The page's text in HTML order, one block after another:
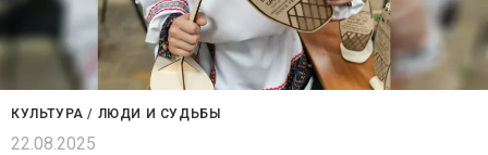
КУЛЬТУРА / ЛЮДИ И СУДЬБЫ
22.08.2025